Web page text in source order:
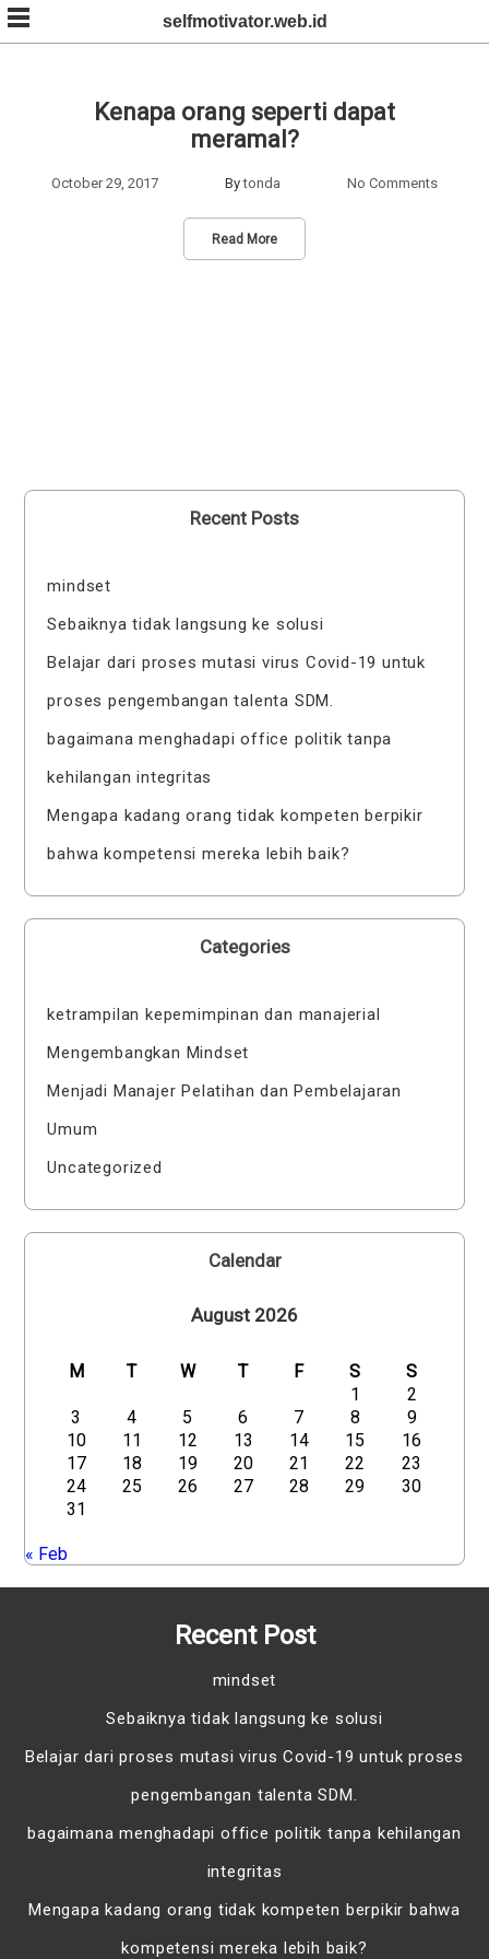
Skip
to
content
selfmotivator.web.id
Kenapa orang seperti dapat
meramal?
October 29, 2017 Bytonda No Comments
Read More
Recent Posts
mindset
Sebaiknya tidak langsung ke solusi
Belajar dari proses mutasi virus Covid-19 untuk
proses pengembangan talenta SDM.
bagaimana menghadapi office politik tanpa
kehilangan integritas
Mengapa kadang orang tidak kompeten berpikir
bahwa kompetensi mereka lebih baik?
Categories
ketrampilan kepemimpinan dan manajerial
Mengembangkan Mindset
Menjadi Manajer Pelatihan dan Pembelajaran
Umum
Uncategorized
Calendar
August 2026
M T W T F S
S
1
2
3
4 5 6 7 8
9
10
11 12 13 14 15
16
17
18 19 20 21 22
23
24
25 26 27 28 29
30
31
« Feb
Recent Post
mindset
Sebaiknya tidak langsung ke solusi
Belajar dari proses mutasi virus Covid-19 untuk proses
pengembangan talenta SDM.
bagaimana menghadapi office politik tanpa kehilangan
integritas
Mengapa kadang orang tidak kompeten berpikir bahwa
kompetensi mereka lebih baik?